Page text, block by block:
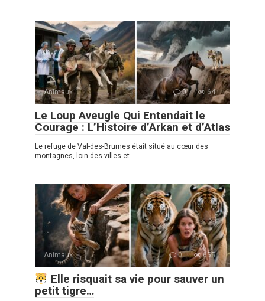
Animaux 0 64
Le Loup Aveugle Qui Entendait le
Courage : L’Histoire d’Arkan et d’Atlas
Le refuge de Val-des-Brumes était situé au cœur des
montagnes, loin des villes et
Animaux 0 655
Elle risquait sa vie pour sauver un
petit tigre…